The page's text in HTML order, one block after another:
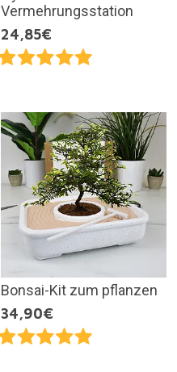
Vermehrungsstation
24,85€
Bonsai-Kit zum pflanzen
34,90€